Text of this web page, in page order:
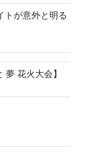
トが意外と明る
花火大会】